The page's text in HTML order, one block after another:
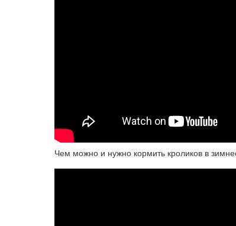
Чем можно и нужно кормить кроликов в